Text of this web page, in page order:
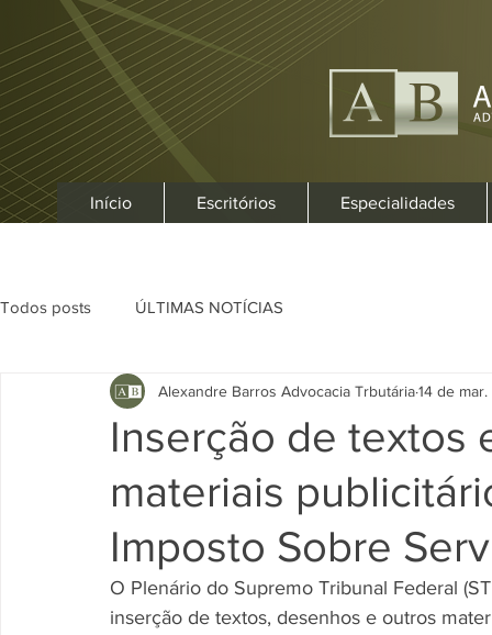
Início Escritórios Especialidades
Todos posts ÚLTIMAS NOTÍCIAS
Inserção de textos
materiais
Imposto Sobre
Alexandre Barros Advocacia Trbutária14 de
O Plenário do Supremo Tribunal Federal
inserção de textos, desenhos e outros